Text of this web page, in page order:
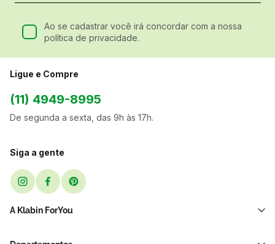
Ao se cadastrar você irá concordar com a nossa
política de privacidade.
Ligue e Compre
(11) 4949-8995
De segunda a sexta, das 9h às 17h.
Siga a gente
A Klabin ForYou